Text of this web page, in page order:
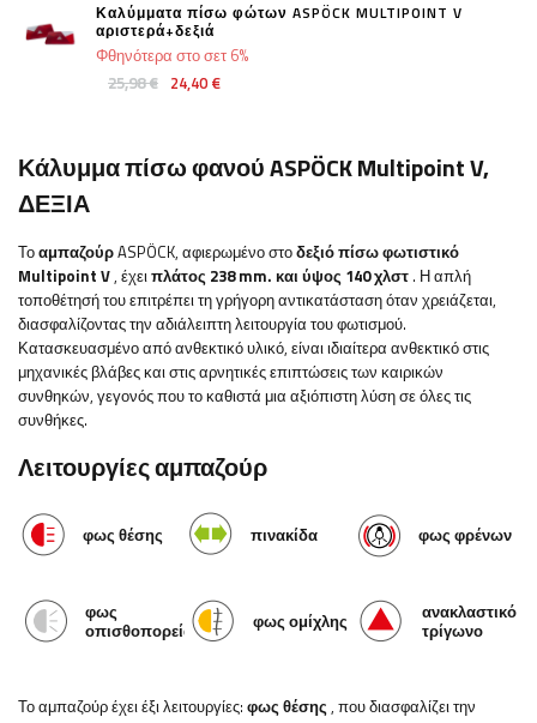
Καλύμματα πίσω φώτων ASPÖCK MULTIPOINT V
αριστερά+δεξιά
25,98 € 24,40 €
Φθηνότερα στο σετ 6%
Κάλυμμα πίσω φανού ASPÖCK Multipoint V,
ΔΕΞΙΑ
ΤοαμπαζούρASPÖCK, αφιερωμένο στοδεξιό πίσω φωτιστικό
Multipoint V, έχειπλάτος 238 mm. και ύψος 140 χλστ . Η απλή
τοποθέτησή του επιτρέπει τη γρήγορη αντικατάσταση όταν χρειάζεται,
διασφαλίζοντας την αδιάλειπτη λειτουργία του φωτισμού.
Κατασκευασμένο από ανθεκτικό υλικό, είναι ιδιαίτερα ανθεκτικό στις
μηχανικές βλάβες και στις αρνητικές επιπτώσεις των καιρικών
συνθηκών, γεγονός που το καθιστά μια αξιόπιστη λύση σε όλες τις
συνθήκες.
Λειτουργίες αμπαζούρ
φως θέσης πινακίδα φως φρένων
φως
οπισθοπορείας
φως ομίχλης
ανακλαστικό
τρίγωνο
Το αμπαζούρ έχει έξι λειτουργίες: φως θέσης, που διασφαλίζει την